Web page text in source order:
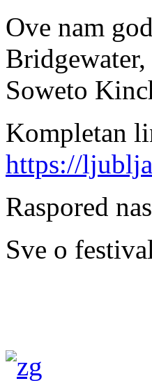
Ove nam
Soweto
Kompletan
https://
Raspored
Sve o